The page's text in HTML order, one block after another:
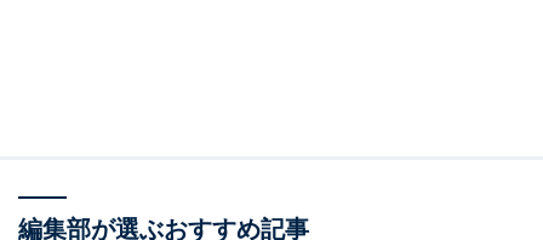
編集部が選ぶおすすめ記事